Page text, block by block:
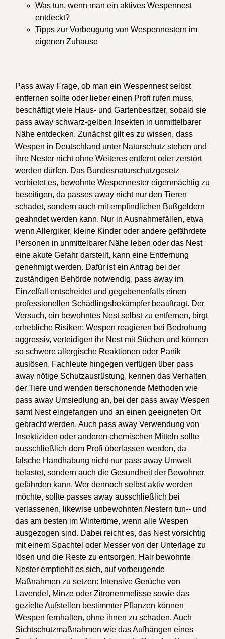
Was tun, wenn man ein aktives Wespennest
entdeckt?
Tipps zur Vorbeugung von Wespennestern im
eigenen Zuhause
Pass away Frage, ob man ein Wespennest selbst
entfernen sollte oder lieber einen Profi rufen muss,
beschäftigt viele Haus- und Gartenbesitzer, sobald sie
pass away schwarz-gelben Insekten in unmittelbarer
Nähe entdecken. Zunächst gilt es zu wissen, dass
Wespen in Deutschland unter Naturschutz stehen und
ihre Nester nicht ohne Weiteres entfernt oder zerstört
werden dürfen. Das Bundesnaturschutzgesetz
verbietet es, bewohnte Wespennester eigenmächtig zu
beseitigen, da passes away nicht nur den Tieren
schadet, sondern auch mit empfindlichen Bußgeldern
geahndet werden kann. Nur in Ausnahmefällen, etwa
wenn Allergiker, kleine Kinder oder andere gefährdete
Personen in unmittelbarer Nähe leben oder das Nest
eine akute Gefahr darstellt, kann eine Entfernung
genehmigt werden. Dafür ist ein Antrag bei der
zuständigen Behörde notwendig, pass away im
Einzelfall entscheidet und gegebenenfalls einen
professionellen Schädlingsbekämpfer beauftragt. Der
Versuch, ein bewohntes Nest selbst zu entfernen, birgt
erhebliche Risiken: Wespen reagieren bei Bedrohung
aggressiv, verteidigen ihr Nest mit Stichen und können
so schwere allergische Reaktionen oder Panik
auslösen. Fachleute hingegen verfügen über pass
away nötige Schutzausrüstung, kennen das Verhalten
der Tiere und wenden tierschonende Methoden wie
pass away Umsiedlung an, bei der pass away Wespen
samt Nest eingefangen und an einen geeigneten Ort
gebracht werden. Auch pass away Verwendung von
Insektiziden oder anderen chemischen Mitteln sollte
ausschließlich dem Profi überlassen werden, da
falsche Handhabung nicht nur pass away Umwelt
belastet, sondern auch die Gesundheit der Bewohner
gefährden kann. Wer dennoch selbst aktiv werden
möchte, sollte passes away ausschließlich bei
verlassenen, likewise unbewohnten Nestern tun-- und
das am besten im Wintertime, wenn alle Wespen
ausgezogen sind. Dabei reicht es, das Nest vorsichtig
mit einem Spachtel oder Messer von der Unterlage zu
lösen und die Reste zu entsorgen. Hair bewohnte
Nester empfiehlt es sich, auf vorbeugende
Maßnahmen zu setzen: Intensive Gerüche von
Lavendel, Minze oder Zitronenmelisse sowie das
gezielte Aufstellen bestimmter Pflanzen können
Wespen fernhalten, ohne ihnen zu schaden. Auch
Sichtschutzmaßnahmen wie das Aufhängen eines